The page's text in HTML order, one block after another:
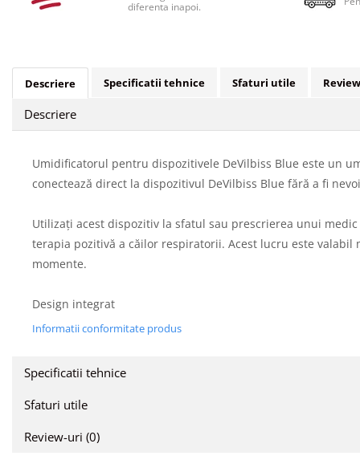
diferenta inapoi.
Descriere Specificatii tehnice Sfaturi utile
Descriere
Umidificatorul pentru dispozitivele DeVilbiss Blue este un
conectează direct la dispozitivul DeVilbiss Blue fără a fi
Utilizați acest dispozitiv la sfatul sau prescrierea unui
terapia pozitivă a căilor respiratorii. Acest lucru este
momente.
Design integrat
Informatii conformitate produs
Specificatii tehnice
Sfaturi utile
Review-uri (0)